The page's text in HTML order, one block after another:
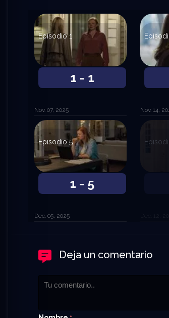
1 - 1
Episodio 1
Nov. 07, 2025 Nov. 14,
1 - 5
Episodio 5
Dec. 05, 2025
Deja un comentario